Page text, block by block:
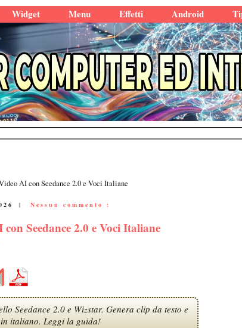
Widget Menu Effetti Android
AI con Seedance 2.0 e Voci Italiane
| Nessun commento :
Seedance 2.0 e Voci Italiane
Seedance 2.0 e Wizstar. Genera clip da testo e
italiano. Leggi la guida!